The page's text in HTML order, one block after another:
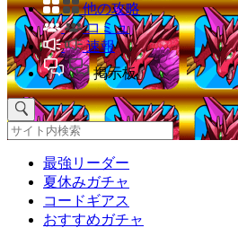
他の攻略
コミュ
速報
掲示板
最強リーダー
夏休みガチャ
コードギアス
おすすめガチャ